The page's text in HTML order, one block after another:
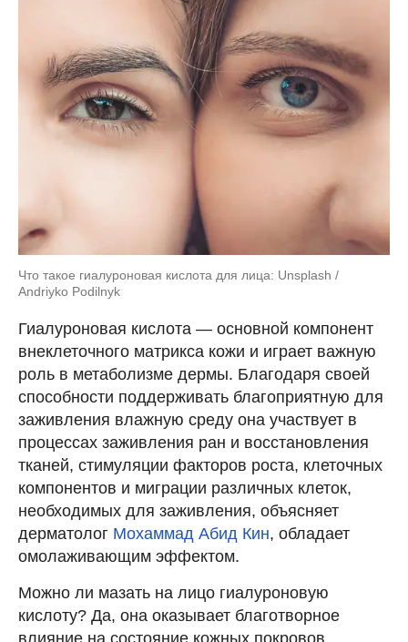
Что такое гиалуроновая кислота для лица: Unsplash /
Andriyko Podilnyk
Гиалуроновая кислота — основной компонент
внеклеточного матрикса кожи и играет важную
роль в метаболизме дермы. Благодаря своей
способности поддерживать благоприятную для
заживления влажную среду она участвует в
процессах заживления ран и восстановления
тканей, стимуляции факторов роста, клеточных
компонентов и миграции различных клеток,
необходимых для заживления, объясняет
дерматолог Мохаммад Абид Кин, обладает
омолаживающим эффектом.
Можно ли мазать на лицо гиалуроновую
кислоту? Да, она оказывает благотворное
влияние на состояние кожных покровов.